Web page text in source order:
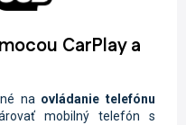
CarPlay a
na ovládanie telefónu
mobilný telefón s